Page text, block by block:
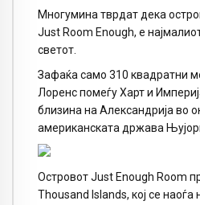
Многумина тврдат дека
Just Room Enough, е
светот.
Зафаќа само 310 квадратни
Лоренс помеѓу Харт и
близина на Александрија во
американската држава
Островот Just Enough Room
Thousand Islands, кој се